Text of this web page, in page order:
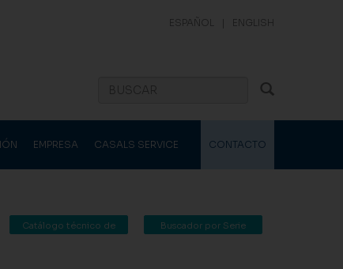
ESPAÑOL | ENGLISH
EMPRESA CASALS SERVICE CONTACTO
Buscador por Serie
Catálogo técnico de